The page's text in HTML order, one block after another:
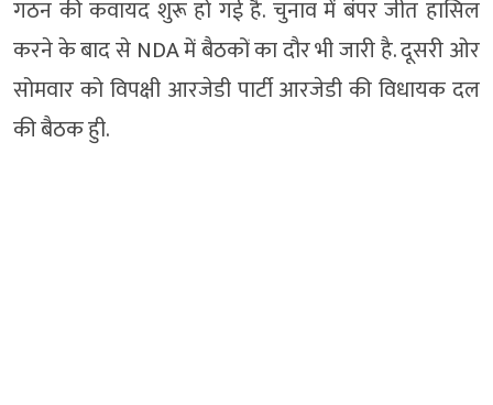
गठन की कवायद शुरू हो गई है. चुनाव में बंपर जीत हासिल
करने के बाद से NDA में बैठकों का दौर भी जारी है. दूसरी ओर
सोमवार को विपक्षी आरजेडी पार्टी आरजेडी की विधायक दल
की बैठक हुी.